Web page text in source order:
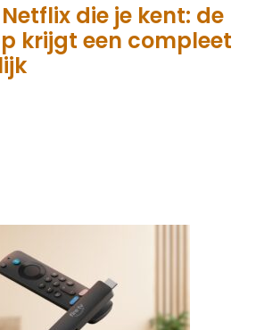
die je kent: de
krijgt een compleet